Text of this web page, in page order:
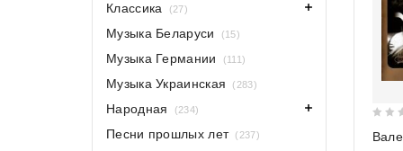
Классика (27)
Музыка Беларуси (15)
Музыка Германии (111)
Музыка Украинская (283)
Народная (234)
Песни прошлых лет (237)